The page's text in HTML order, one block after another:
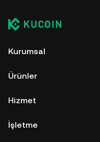
Kurumsal
Ürünler
Hizmet
İşletme